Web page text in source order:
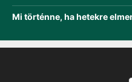
Mi történne, ha hetekre